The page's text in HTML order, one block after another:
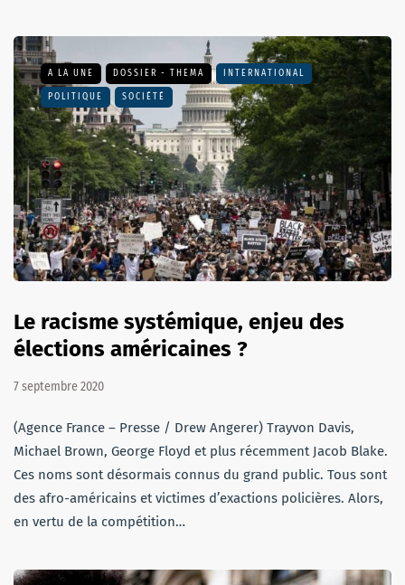
A LA UNE DOSSIER - THEMA INTERNATIONAL
POLITIQUE SOCIÉTÉ
Le racisme systémique, enjeu des
élections américaines ?
7 septembre 2020
(Agence France – Presse / Drew Angerer) Trayvon Davis,
Michael Brown, George Floyd et plus récemment Jacob Blake.
Ces noms sont désormais connus du grand public. Tous sont
des afro-américains et victimes d’exactions policières. Alors,
en vertu de la compétition…